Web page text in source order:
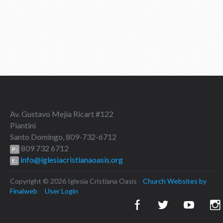
Av. Gustavo Mejia Ricart #122
Piantini
Santo Domingo, 809-732-6712
P: 809 732 6712
E: info@iglesiacristianaoasis.org
Copyright © 2026 Iglesia Cristiana Oasis Church Websites by
Finalweb
User Login